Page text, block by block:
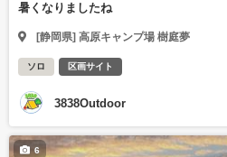
暑くなりましたね
[静岡県] 高原キャンプ場 樹庭夢
ソロ 区画サイト
3838Outdoor
6